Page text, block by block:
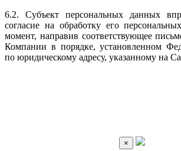
6.2. Субъект персональных данных
согласие на обработку его
момент, направив соответствующее
Компании в порядке, установленном
по юридическому адресу, указанному на
×